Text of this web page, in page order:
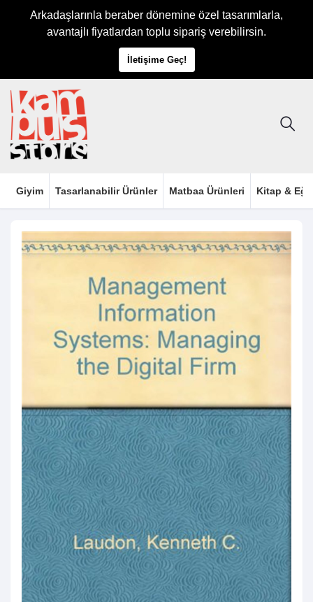
Arkadaşlarınla beraber dönemine özel tasarımlarla,
avantajlı fiyatlardan toplu sipariş verebilirsin.
İletişime Geç!
Giyim Tasarlanabilir Ürünler Matbaa Ürünleri Kitap &